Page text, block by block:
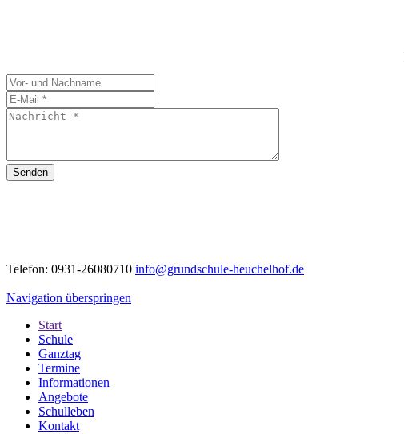
Senden
Telefon: 0931-26080710 info@grundschule-heuchelhof.de
Navigation überspringen
Start
Schule
Ganztag
Termine
Informationen
Angebote
Schulleben
Kontakt